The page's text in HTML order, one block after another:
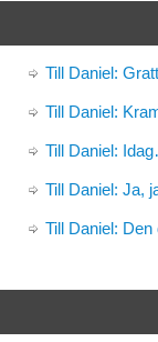
Till Daniel:
Till Daniel:
Till Daniel:
Till Daniel: Ja,
Till Daniel: